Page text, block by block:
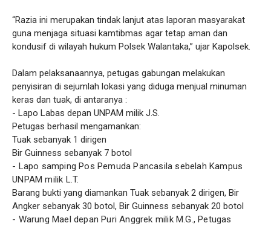
“Razia ini merupakan tindak lanjut atas laporan masyarakat
guna menjaga situasi kamtibmas agar tetap aman dan
kondusif di wilayah hukum Polsek Walantaka,” ujar Kapolsek.
Dalam pelaksanaannya, petugas gabungan melakukan
penyisiran di sejumlah lokasi yang diduga menjual minuman
keras dan tuak, di antaranya :
- Lapo Labas depan UNPAM milik J.S.
Petugas berhasil mengamankan:
Tuak sebanyak 1 dirigen
Bir Guinness sebanyak 7 botol
- Lapo samping Pos Pemuda Pancasila sebelah Kampus
UNPAM milik L.T.
Barang bukti yang diamankan Tuak sebanyak 2 dirigen, Bir
Angker sebanyak 30 botol, Bir Guinness sebanyak 20 botol
- Warung Mael depan Puri Anggrek milik M.G., Petugas